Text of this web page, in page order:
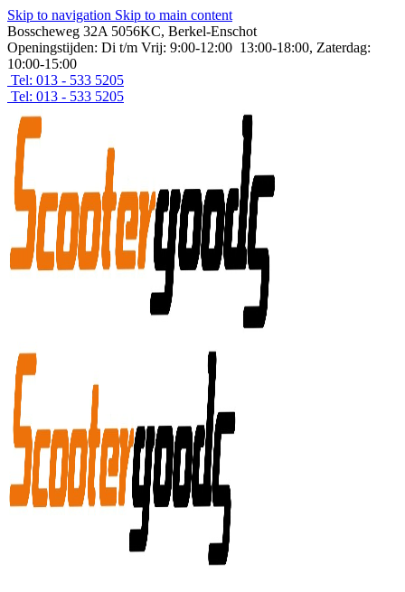
Skip to navigation Skip to main content
Bosscheweg 32A 5056KC, Berkel-Enschot
Openingstijden: Di t/m Vrij: 9:00-12:00 13:00-18:00, Zaterdag:
10:00-15:00
Tel: 013 - 533 5205
Tel: 013 - 533 5205